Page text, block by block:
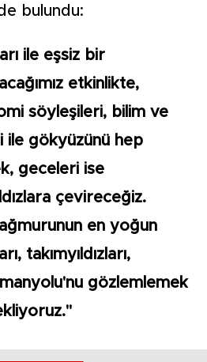
bulundu:
ile eşsiz bir
etkinlikte,
söyleşileri, bilim ve
gökyüzünü hep
geceleri ise
çevireceğiz.
en yoğun
takımyıldızları,
gözlemlemek